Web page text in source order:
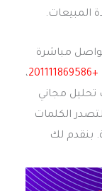
المبيعات.
مباشرة
+201111869586
،
ونقدم لك تحليل مجاني
الكلمات
بنقدم لك